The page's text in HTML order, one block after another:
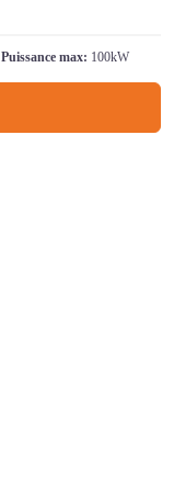
Puissance max: 100kW